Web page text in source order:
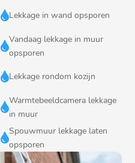
Lekkage in wand opsporen

Vandaag lekkage in muur
opsporen
Lekkage rondom kozijn

Warmtebeeldcamera lekkage
in muur

Spouwmuur lekkage laten
opsporen